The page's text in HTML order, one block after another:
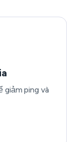
giảm ping và